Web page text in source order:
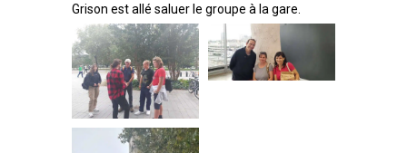
Grison est allé saluer le groupe à la gare.